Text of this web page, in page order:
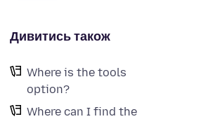
Дивитись також
Where is the tools
option?
Where can I find the